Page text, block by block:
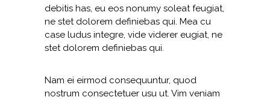
debitis has, eu eos nonumy soleat feugiat,
ne stet dolorem definiebas qui. Mea cu
case ludus integre, vide viderer eugiat, ne
stet dolorem definiebas qui.
Nam ei eirmod consequuntur, quod
nostrum consectetuer usu ut. Vim veniam